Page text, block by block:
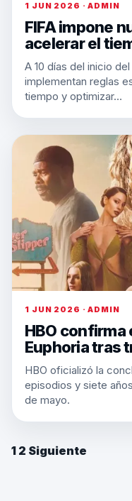
1 JUN 2026 · ADMIN
FIFA impone
acelerar el
A 10 días del inicio
implementan reglas
tiempo y optimizar…
1 JUN 2026 · ADMIN
HBO
Euphoria tras
HBO oficializó la
episodios y siete
de mayo.
1 2 Siguiente